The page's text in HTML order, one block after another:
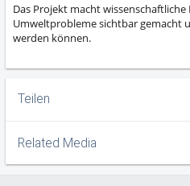
Das Projekt macht
Umweltprobleme sichtbar gemacht
werden können.
Teilen
Related Media